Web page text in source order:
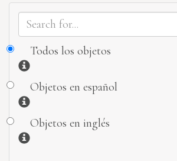
Todos los objetos
Información
Objetos en español
Información
Objetos en inglés
Información